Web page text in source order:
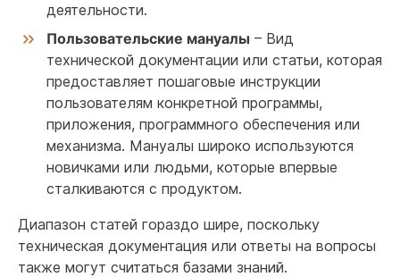
деятельности.
Пользовательские мануалы – Вид
технической документации или статьи, которая
предоставляет пошаговые инструкции
пользователям конкретной программы,
приложения, программного обеспечения или
механизма. Мануалы широко используются
новичками или людьми, которые впервые
сталкиваются с продуктом.
Диапазон статей гораздо шире, поскольку
техническая документация или ответы на вопросы
также могут считаться базами знаний.